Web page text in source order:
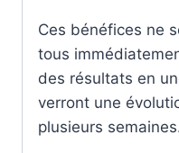
Ces bénéfices ne
tous
des résultats en
verront une
plusieurs